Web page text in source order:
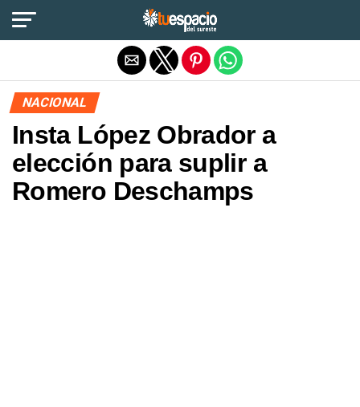
NACIONAL
Insta López Obrador a
elección para suplir a
Romero Deschamps
Salir de la versión móvil